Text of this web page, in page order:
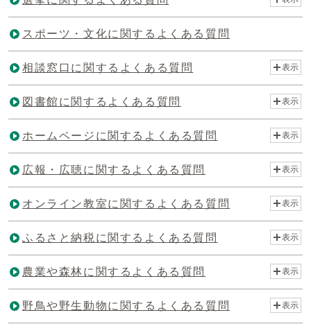
スポーツ・文化に関するよくある質問
相談窓口に関するよくある質問 表示
図書館に関するよくある質問 表示
ホームページに関するよくある質問 表示
広報・広聴に関するよくある質問 表示
オンライン教室に関するよくある質問 表示
ふるさと納税に関するよくある質問 表示
農業や森林に関するよくある質問 表示
野鳥や野生動物に関するよくある質問 表示